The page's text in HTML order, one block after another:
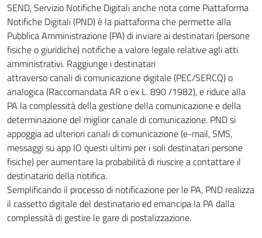
SEND, Servizio Notifiche Digitali anche nota come Piattaforma
Notifiche Digitali (PND) è la piattaforma che permette alla
Pubblica Amministrazione (PA) di inviare ai destinatari (persone
fisiche o giuridiche) notifiche a valore legale relative agli atti
amministrativi. Raggiunge i destinatari
attraverso canali di comunicazione digitale (PEC/SERCQ) o
analogica (Raccomandata AR o ex L. 890 /1982), e riduce alla
PA la complessità della gestione della comunicazione e della
determinazione del miglior canale di comunicazione. PND si
appoggia ad ulteriori canali di comunicazione (e-mail, SMS,
messaggi su app IO questi ultimi per i soli destinatari persone
fisiche) per aumentare la probabilità di riuscire a contattare il
destinatario della notifica.
Semplificando il processo di notificazione per le PA, PND realizza
il cassetto digitale del destinatario ed emancipa la PA dalla
complessità di gestire le gare di postalizzazione.